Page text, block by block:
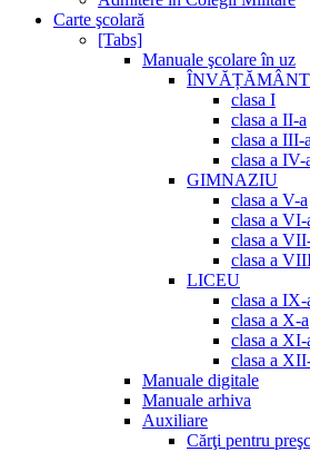
Carte şcolară
[Tabs]
Manuale şcolare în uz
ÎNVĂȚĂMÂNT
clasa I
clasa a II-a
clasa a III-a
clasa a IV-
GIMNAZIU
clasa a V-a
clasa a VI-
clasa a
clasa a
LICEU
clasa a IX-
clasa a X-a
clasa a XI-
clasa a
Manuale digitale
Manuale arhiva
Auxiliare
Cărţi pentru